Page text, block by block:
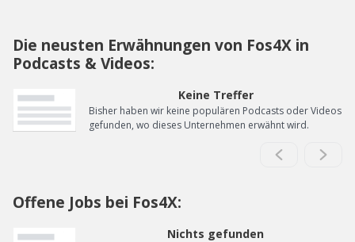
Die neusten Erwähnungen von Fos4X in
Podcasts & Videos:
Keine Treffer
Bisher haben wir keine populären Podcasts oder Videos
gefunden, wo dieses Unternehmen erwähnt wird.
Offene Jobs bei Fos4X:
Nichts gefunden